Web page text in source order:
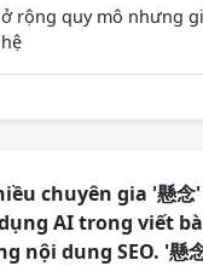
rộng quy mô nhưng
chuyên gia '懸
AI trong viết
nội dung SEO. '懸